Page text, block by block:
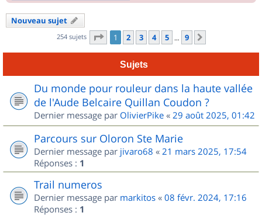
Nouveau sujet
254 sujets Page 1sur
1 2 3 4 5 … 9
Sujets
Du monde pour rouleur dans la haute vallée
de l'Aude Belcaire Quillan Coudon ?
Dernier message par OlivierPike « 29 août 2025, 01:42
Parcours sur Oloron Ste Marie
Dernier message par jivaro68 « 21 mars 2025, 17:54
Réponses : 1
Trail numeros
Dernier message par markitos « 08 févr. 2024, 17:16
Réponses : 1